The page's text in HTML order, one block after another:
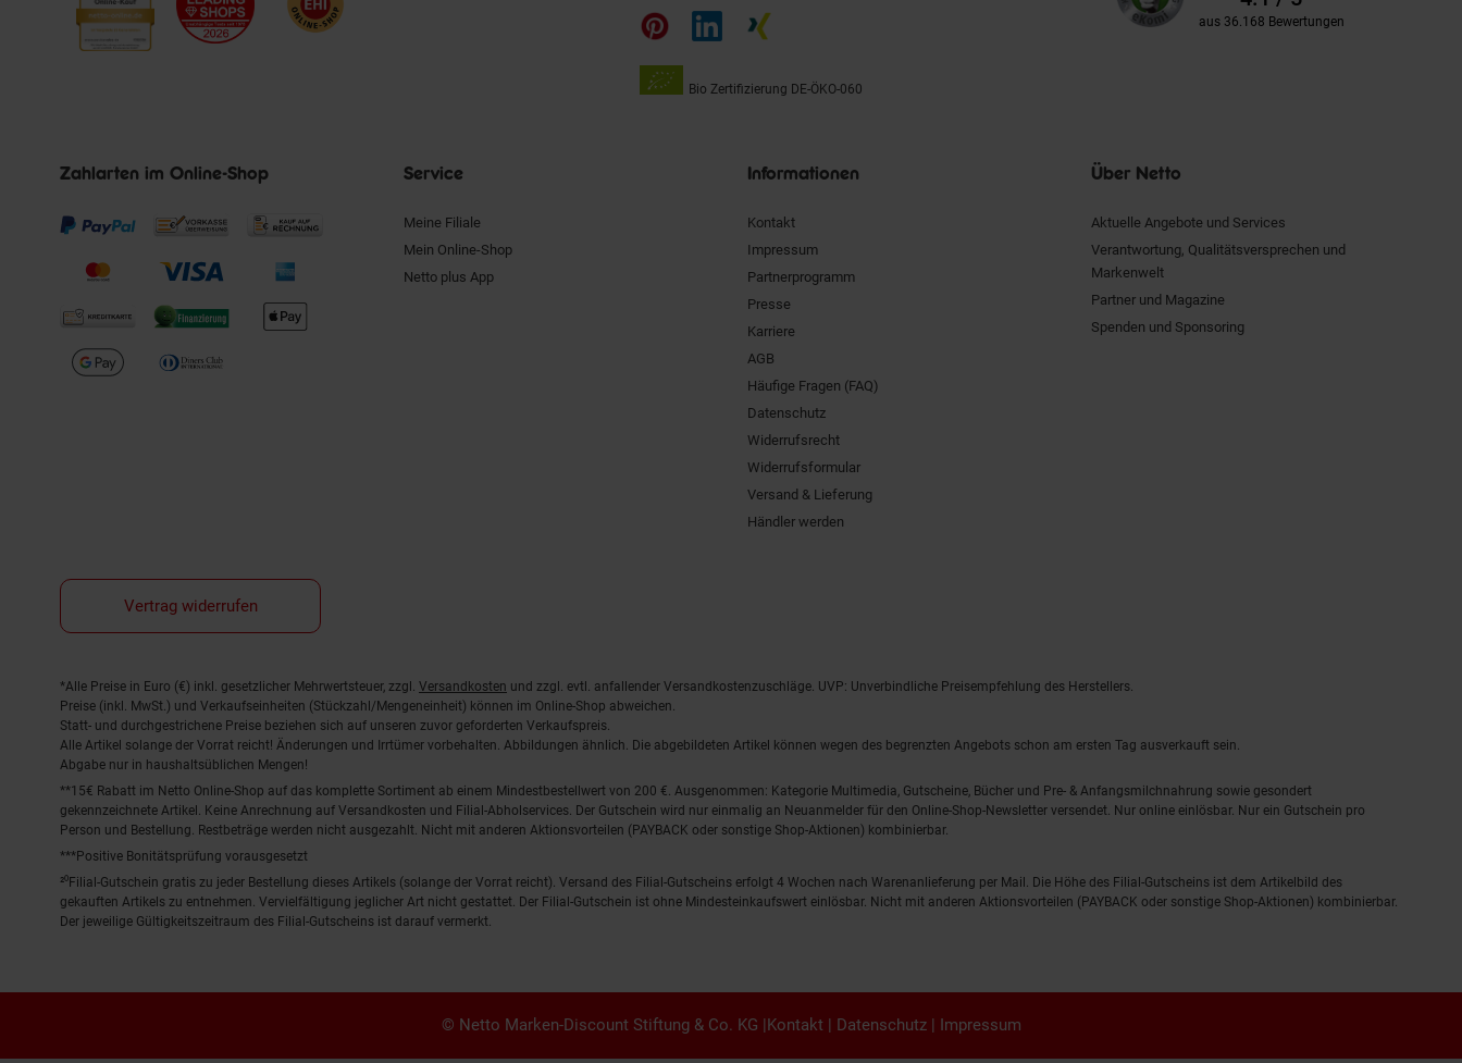
auf
Bio Zertifizierung DE-ÖKO-060
aus 36.168 Bewertungen
Zahlarten im Online-Shop Service
Meine Filiale
Mein Online-Shop
Netto plus App
Informationen
Kontakt
Impressum
Partnerprogramm
Presse
Karriere
AGB
Häufige Fragen (FAQ)
Datenschutz
Widerrufsrecht
Widerrufsformular
Versand & Lieferung
Händler werden
Über Netto
Aktuelle Angebote und Services
Verantwortung, Qualitätsversprechen und
Markenwelt
Partner und Magazine
Spenden und Sponsoring
Vertrag widerrufen
Fußnoten
*Alle Preise in Euro (€) inkl. gesetzlicher Mehrwertsteuer, zzgl. Versandkosten und zzgl. evtl. anfallender Versandkostenzuschläge. UVP: Unverbindliche Preisempfehlung des Herstellers.
Preise (inkl. MwSt.) und Verkaufseinheiten (Stückzahl/Mengeneinheit) können im Online-Shop abweichen.
Statt- und durchgestrichene Preise beziehen sich auf unseren zuvor geforderten Verkaufspreis.
Alle Artikel solange der Vorrat reicht! Änderungen und Irrtümer vorbehalten. Abbildungen ähnlich. Die abgebildeten Artikel können wegen des begrenzten Angebots schon am ersten Tag ausverkauft sein.
Abgabe nur in haushaltsüblichen Mengen!
**15€ Rabatt im Netto Online-Shop auf das komplette Sortiment ab einem Mindestbestellwert von 200 €. Ausgenommen: Kategorie Multimedia, Gutscheine, Bücher und Pre- & Anfangsmilchnahrung sowie gesondert
gekennzeichnete Artikel. Keine Anrechnung auf Versandkosten und Filial-Abholservices. Der Gutschein wird nur einmalig an Neuanmelder für den Online-Shop-Newsletter versendet. Nur online einlösbar. Nur ein Gutschein pro
Person und Bestellung. Restbeträge werden nicht ausgezahlt. Nicht mit anderen Aktionsvorteilen (PAYBACK oder sonstige Shop-Aktionen) kombinierbar.
***Positive Bonitätsprüfung vorausgesetzt
²⁰Filial-Gutschein gratis zu jeder Bestellung dieses Artikels (solange der Vorrat reicht). Versand des Filial-Gutscheins erfolgt 4 Wochen nach Warenanlieferung per Mail. Die Höhe des Filial-Gutscheins ist dem Artikelbild des
gekauften Artikels zu entnehmen. Vervielfältigung jeglicher Art nicht gestattet. Der Filial-Gutschein ist ohne Mindesteinkaufswert einlösbar. Nicht mit anderen Aktionsvorteilen (PAYBACK oder sonstige Shop-Aktionen) kombinierbar.
Der jeweilige Gültigkeitszeitraum des Filial-Gutscheins ist darauf vermerkt.
© Netto Marken-Discount Stiftung & Co. KG |Kontakt | Datenschutz| Impressum